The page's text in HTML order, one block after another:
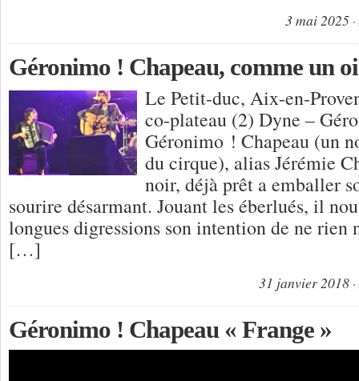
3 mai 2025
Géronimo ! Chapeau, comme un
Le Petit-duc, Aix-en-
co-plateau (2) Dyne –
Géronimo ! Chapeau (un
du cirque), alias Jérémie
noir, déjà prêt a emballer
sourire désarmant. Jouant les éberlués, il
longues digressions son intention de ne rien
[…]
31 janvier 2018
Géronimo ! Chapeau « Frange »